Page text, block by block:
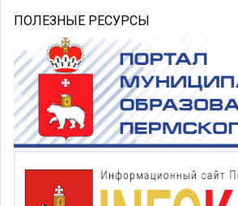
ПОЛЕЗНЫЕ РЕСУРСЫ